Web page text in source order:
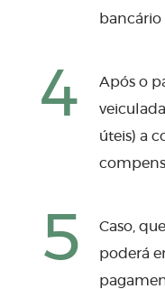
4
Após o
úteis) a
5
Caso,
poderá